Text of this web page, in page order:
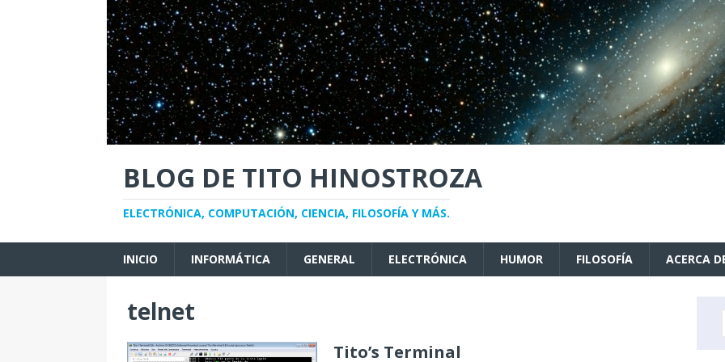
BLOG DE TITO HINOSTROZA
ELECTRÓNICA, COMPUTACIÓN, CIENCIA, FILOSOFÍA Y MÁS.
INICIO INFORMÁTICA GENERAL ELECTRÓNICA HUMOR FILOSOFÍA ACERCA
telnet
Tito’s Terminal